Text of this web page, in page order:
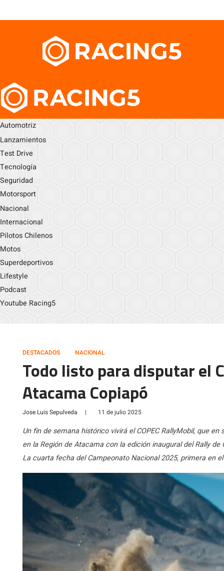
Automotriz
Lanzamientos
Test Drive
Tecnología
Seguridad
Motorsport
Nacional
Internacional
Pilotos Chilenos
Motos
Superdeportivos
Lifestyle
Podcast
Youtube Racing5
DESTACADOS NACIONAL
Todo listo para disputar el
Atacama Copiapó
Jose Luis Sepulveda | 11 de julio 2025
Un fin de semana histórico vivirá el COPEC RallyMobil, que
en la Región de Atacama con la edición inaugural del Rally
La cuarta fecha del Campeonato Nacional 2025, primera en